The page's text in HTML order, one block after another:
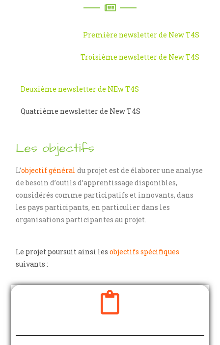
Première newsletter de New T4S
Troisième newsletter de New T4S
Deuxième newsletter de NEw T4S
Quatrième newsletter de New T4S
Les objectifs
L’objectif général du projet est de élaborer une analyse
de besoin d’outils d’apprentissage disponibles,
considérés comme participatifs et innovants, dans
les pays participants, en particulier dans les
organisations participantes au projet.
Le projet poursuit ainsi lesobjectifs spécifiques
suivants :